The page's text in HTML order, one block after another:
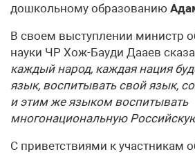
дошкольному образованию
В своем выступлении министр
науки ЧР Хож-Бауди Дааев
каждый народ, каждая нация
язык, воспитывать свой язык,
и этим же языком воспитывать
многонациональную
С приветствиями к участникам